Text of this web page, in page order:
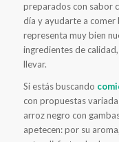
preparados con sabor
día y ayudarte a comer
representa muy bien
ingredientes de
llevar.
Si estás buscando
con propuestas
arroz negro con
apetecen: por su